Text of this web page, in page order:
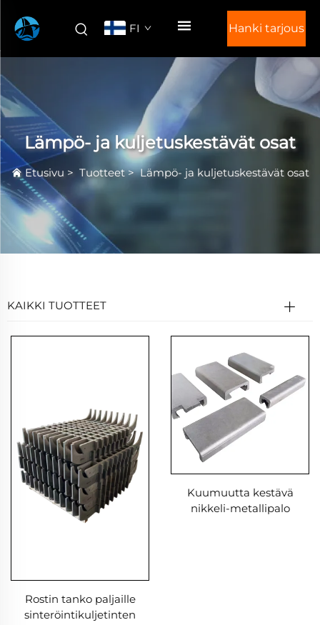
FI Hanki tarjous
Lämpö- ja kuljetuskestävät osat
Etusivu > Tuotteet>Lämpö- ja kuljetuskestävät osat
KAIKKI TUOTTEET
Rostin tanko paljaille
sinteröintikuljetinten
Kuumuutta kestävä
nikkeli-metallipalo